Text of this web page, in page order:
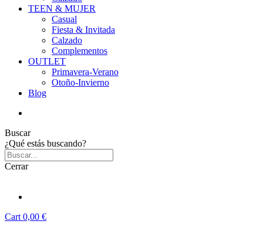
TEEN & MUJER
Casual
Fiesta & Invitada
Calzado
Complementos
OUTLET
Primavera-Verano
Otoño-Invierno
Blog
Buscar
¿Qué estás buscando?
Cerrar
Cart 0,00 €